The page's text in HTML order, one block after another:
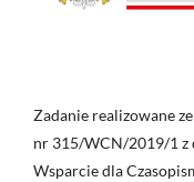
Zadanie realizowane
nr 315/WCN/2019/1 z
Wsparcie dla